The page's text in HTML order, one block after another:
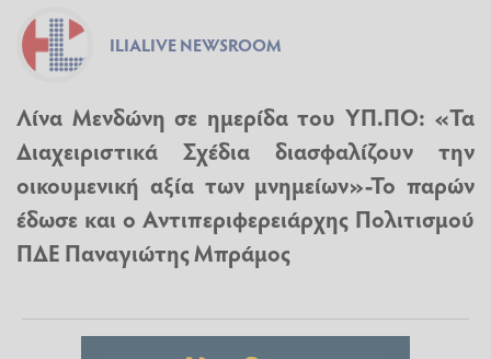
ILIALIVE NEWSROOM
Λίνα Μενδώνη σε ημερίδα του ΥΠ.ΠΟ: «Τα
Διαχειριστικά Σχέδια διασφαλίζουν την
οικουμενική αξία των μνημείων»-Το παρών
έδωσε και ο Αντιπεριφερειάρχης Πολιτισμού
ΠΔΕ Παναγιώτης Μπράμος